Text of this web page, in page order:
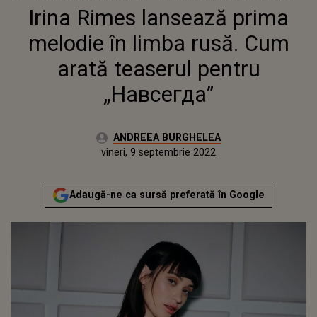
PRIMA MELODIE ÎN LIMBA
RUSĂ. CUM ARATĂ
TEASERUL PENTRU
„НАВСЕГДА”
Irina Rimes lansează prima
melodie în limba rusă. Cum
arată teaserul pentru
„Навсегда”
Autor:ANDREEA BURGHELEA
joi, 9 septembrie 2021Actualizat:
vineri, 9 septembrie 2022
Adaugă-ne ca sursă preferată în Google